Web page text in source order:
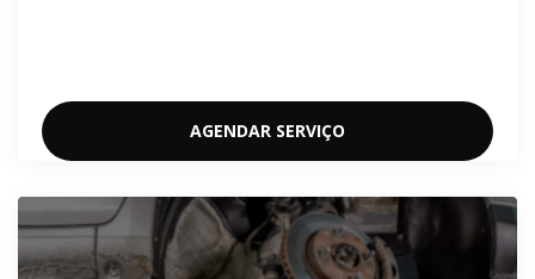
AGENDAR SERVIÇO